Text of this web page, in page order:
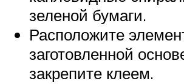
зеленой бумаги.
Расположите
заготовленной
закрепите клеем.